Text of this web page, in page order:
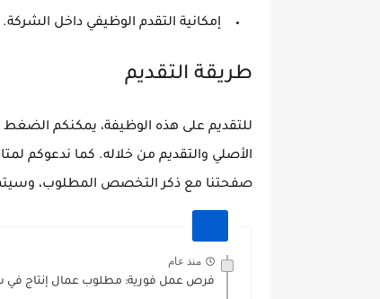
إمكانية التقدم الوظيفي داخل الشركة.
طريقة التقديم
للتقديم على هذه الوظيفة، يمكنكم الضغط
الأصلي والتقديم من خلاله. كما ندعوكم
صفحتنا مع ذكر التخصص المطلوب،
منذ عام
فرص عمل فورية: مطلوب عمال إنتاج في